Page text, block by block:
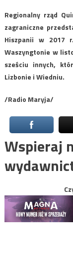
Regionalny rząd
zagraniczne
Hiszpanii w 2017
Waszyngtonie w
sześciu innych,
Lizbonie i Wiedniu.
/Radio Maryja/
Wspieraj